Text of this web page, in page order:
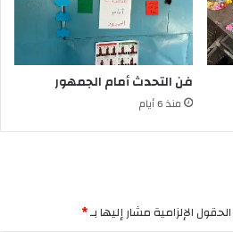
فن التحدث أمام الجمهور
منذ 6 أيام
الحقول الإلزامية مشار إليها بـ*